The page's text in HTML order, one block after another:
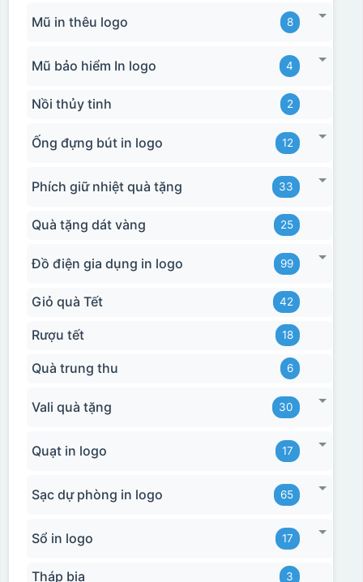
Mũ in thêu logo 8
Mũ bảo hiểm In logo 4
Nồi thủy tinh 2
Ống đựng bút in logo 12
Phích giữ nhiệt quà tặng 33
Quà tặng dát vàng 25
Đồ điện gia dụng in logo 99
Giỏ quà Tết 42
Rượu tết 18
Quà trung thu 6
Vali quà tặng 30
Quạt in logo 17
Sạc dự phòng in logo 65
Sổ in logo 17
Tháp bia 3